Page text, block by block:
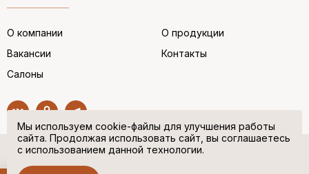
О компании
Вакансии
Салоны
О продукции
Контакты
© “НЕМЕЦКАЯ ОБУВЬ” 2017. Все права защищены.
Мы используем cookie-файлы для улучшения работы
сайта. Продолжая использовать сайт, вы соглашаетесь
с использованием данной технологии.